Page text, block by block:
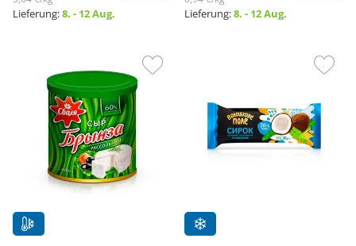
Lieferung:8. - 12 Aug. Lieferung:8. - 12 Aug.